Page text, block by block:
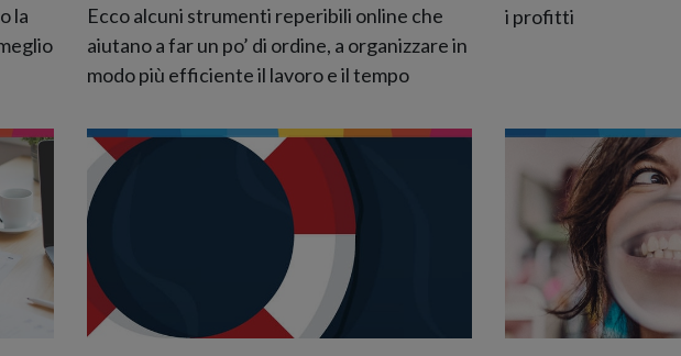
la
Ecco alcuni strumenti reperibili online che
aiutano a far un po’ di ordine, a organizzare in
modo più efficiente il lavoro e il tempo
i profitti